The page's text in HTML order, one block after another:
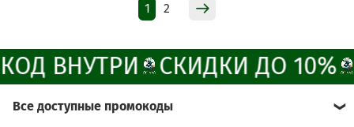
1 2
ВНУТРИ СКИДКИ ДО 10%
Все доступные промокоды
Электронная почта
Позвонить